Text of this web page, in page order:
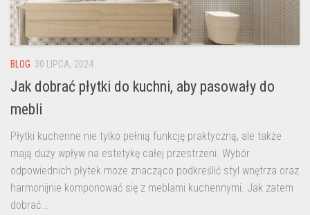
BLOG 30 LIPCA, 2024
Jak dobrać płytki do kuchni, aby pasowały do
mebli
Płytki kuchenne nie tylko pełnią funkcję praktyczną, ale także
mają duży wpływ na estetykę całej przestrzeni. Wybór
odpowiednich płytek może znacząco podkreślić styl wnętrza oraz
harmonijnie komponować się z meblami kuchennymi. Jak zatem
dobrać...